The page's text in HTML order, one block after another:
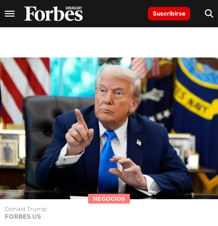
Suscribirse
NEGOCIOS
Donald Trump
FORBES US